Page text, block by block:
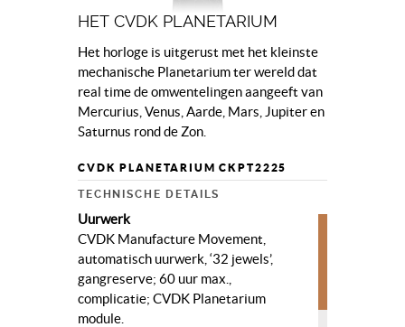
HET CVDK PLANETARIUM
Het horloge is uitgerust met het kleinste
mechanische Planetarium ter wereld dat
real time de omwentelingen aangeeft van
Mercurius, Venus, Aarde, Mars, Jupiter en
Saturnus rond de Zon.
CVDK PLANETARIUM CKPT2225
TECHNISCHE DETAILS
Uurwerk
CVDK Manufacture Movement,
automatisch uurwerk, ‘32 jewels’,
gangreserve; 60 uur max.,
complicatie; CVDK Planetarium
module.